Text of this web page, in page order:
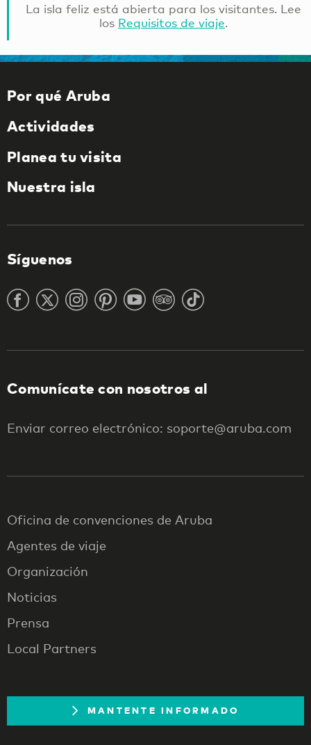
La isla feliz está abierta para los visitantes. Lee
los Requisitos de viaje.
Por qué Aruba
Actividades
Planea tu visita
Nuestra isla
Síguenos
Comunícate con nosotros al
Enviar correo electrónico: soporte@aruba.com
Oficina de convenciones de Aruba
Agentes de viaje
Organización
Noticias
Prensa
Local Partners
MANTENTE INFORMADO